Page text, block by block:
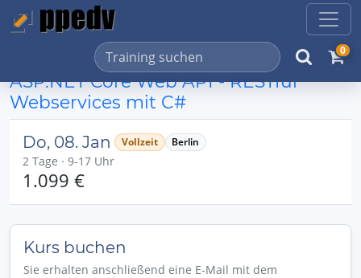
0
ASP.NET Core Web API - RESTful
Webservices mit C#
Do, 08. Jan Vollzeit Berlin
2 Tage · 9-17 Uhr
1.099 €
Kurs buchen
Sie erhalten anschließend eine E-Mail mit dem